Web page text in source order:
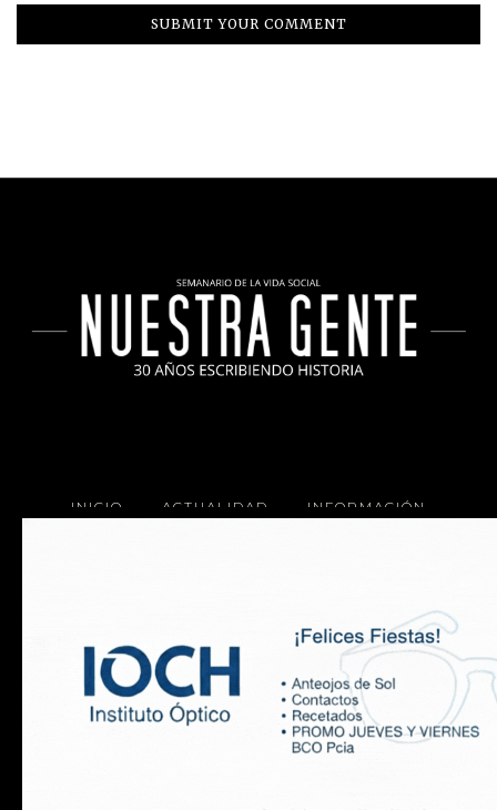
INICIO ACTUALIDAD INFORMACIÓN
Copyright 2025 Nuestra Gente.